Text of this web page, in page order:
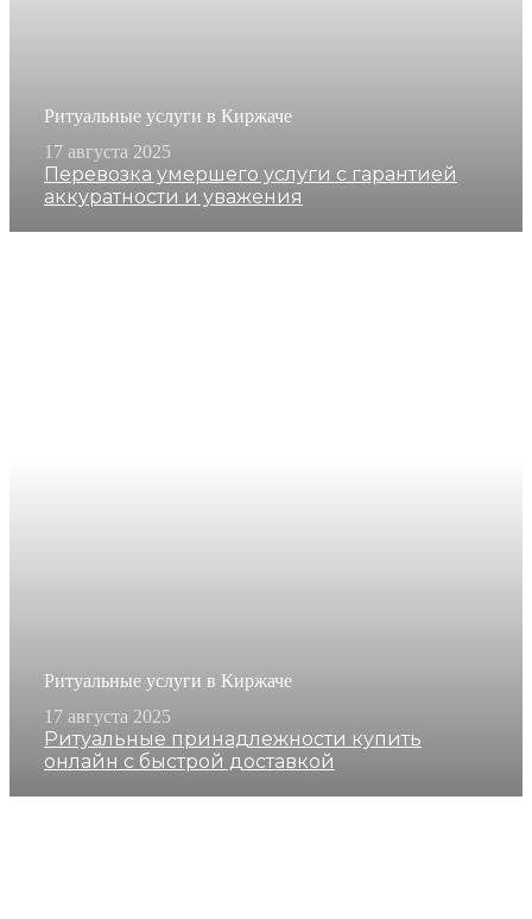
Ритуальные услуги в Киржаче
17 августа 2025
Перевозка умершего услуги с гарантией
аккуратности и уважения
Ритуальные услуги в Киржаче
17 августа 2025
Ритуальные принадлежности купить
онлайн с быстрой доставкой